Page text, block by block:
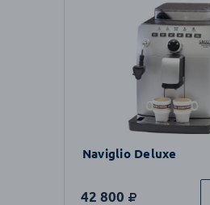
Naviglio Deluxe
42 800